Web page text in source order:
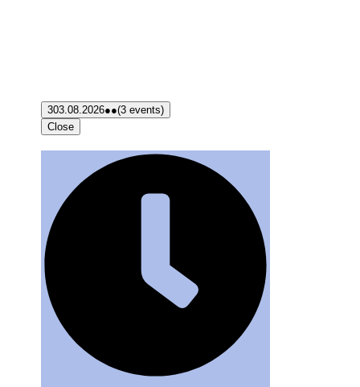
303.08.2026●●(3 events)
Close